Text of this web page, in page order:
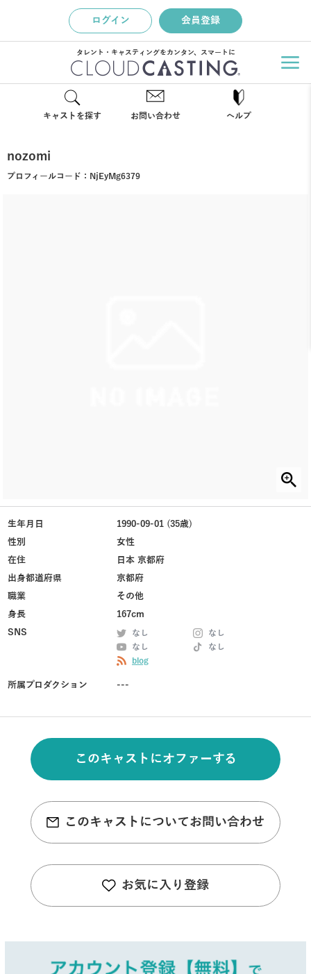
ログイン 会員登録
タレント・キャスティングをカンタン、スマートに
キャストを探す お問い合わせ ヘルプ
nozomi
プロフィールコード： NjEyMg6379
生年月日
1990-09-01 (35歳)
性別
女性
在住
日本 京都府
出身都道府県
京都府
職業
その他
身長
167cm
SNS
なし
なし
なし
なし
blog
所属プロダクション ---
このキャストにオファーする
このキャストについてお問い合わせ
お気に入り登録